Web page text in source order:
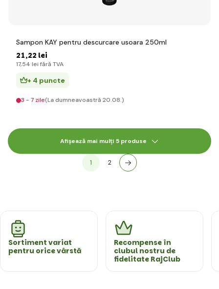
Sampon KAY pentru descurcare usoara 250ml
21,22 lei
17,54 lei fără TVA
+ 4 puncte
3 - 7 zile(La dumneavoastră 20.08.)
Afișează mai mulți 5 produse
1 2
Sortiment variat
pentru orice vârstă
Recompense în
clubul nostru de
fidelitate RajClub